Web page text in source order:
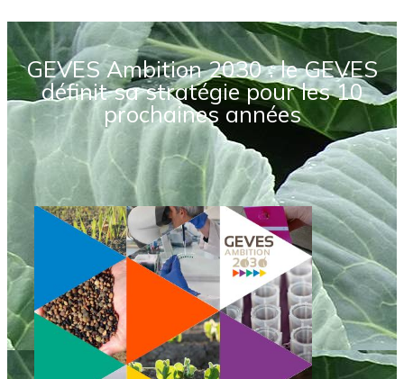
GEVES Ambition 2030 : le GEVES
définit sa stratégie pour les 10
prochaines années